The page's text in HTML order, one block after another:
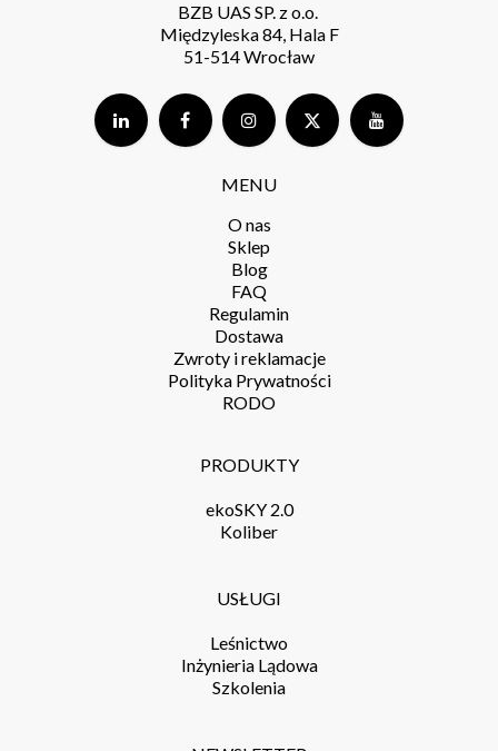
MENU
O nas
Sklep
Blog
FAQ
Regulamin
Dostawa
Zwroty i reklamacje
Polityka Prywatności
RODO
PRODUKTY
ekoSKY 2.0
Koliber
USŁUGI
Leśnictwo
Inżynieria Lądowa
Szkolenia
BZB UAS SP. z o.o.
Międzyleska 84, Hala F
51-514 Wrocław